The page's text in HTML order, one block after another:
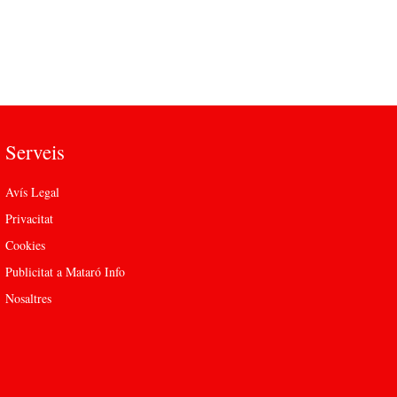
Serveis
Avís Legal
Privacitat
Cookies
Publicitat a Mataró Info
Nosaltres